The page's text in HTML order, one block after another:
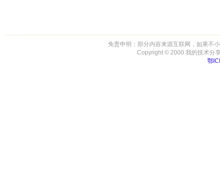
免责申明：部分内容来源互联网，如果不
Copyright © 2000 我的技术分
鄂